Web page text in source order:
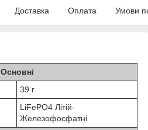
Доставка Оплата Умови
Основні
39 г
LiFePO4 Літій-
Железофосфатні